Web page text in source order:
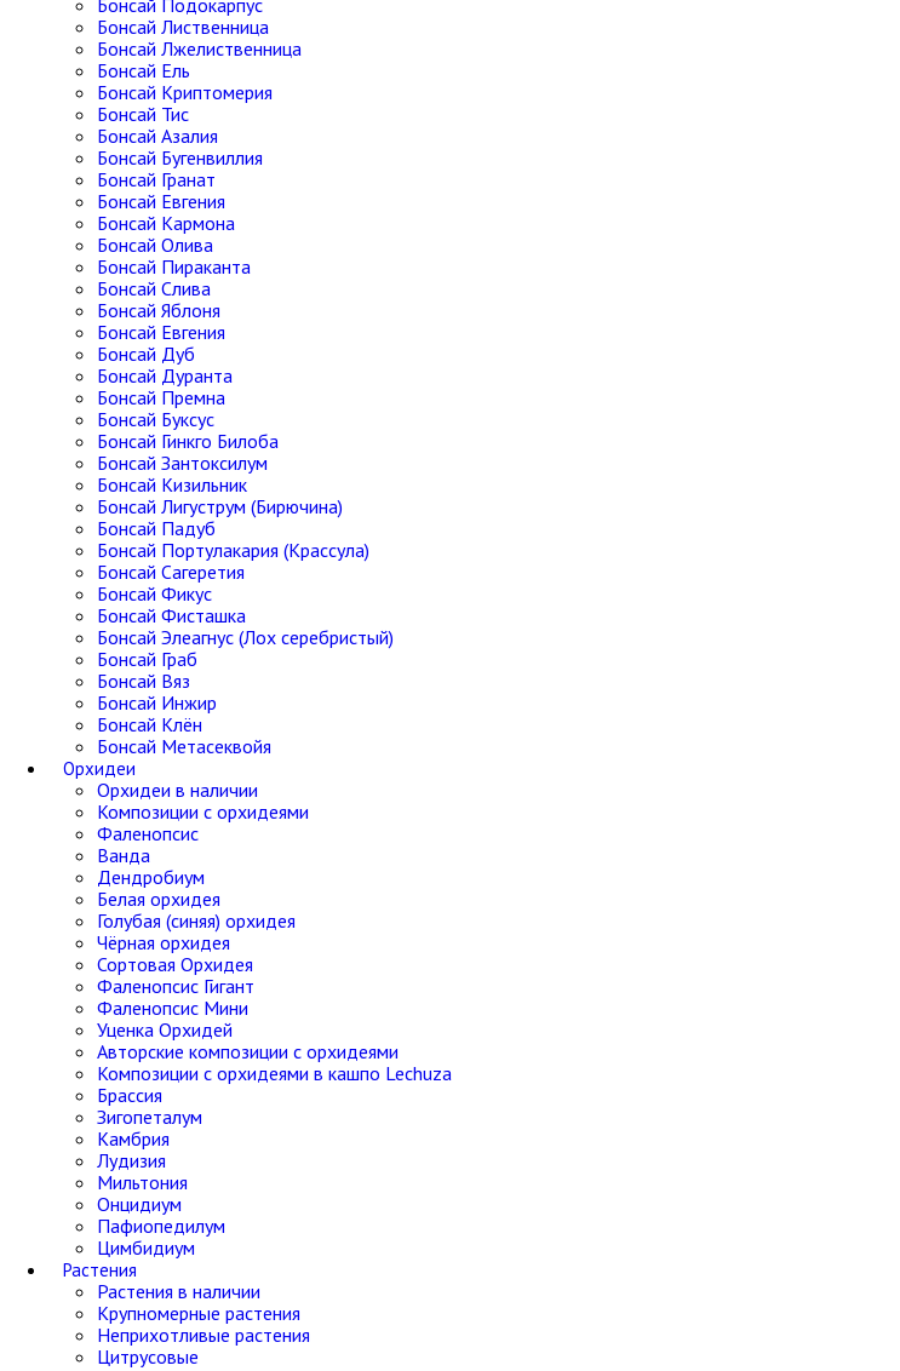
Бонсай Подокарпус
Бонсай Лиственница
Бонсай Лжелиственница
Бонсай Ель
Бонсай Криптомерия
Бонсай Тис
Бонсай Азалия
Бонсай Бугенвиллия
Бонсай Гранат
Бонсай Евгения
Бонсай Кармона
Бонсай Олива
Бонсай Пираканта
Бонсай Слива
Бонсай Яблоня
Бонсай Евгения
Бонсай Дуб
Бонсай Дуранта
Бонсай Премна
Бонсай Буксус
Бонсай Гинкго Билоба
Бонсай Зантоксилум
Бонсай Кизильник
Бонсай Лигуструм (Бирючина)
Бонсай Падуб
Бонсай Портулакария (Крассула)
Бонсай Сагеретия
Бонсай Фикус
Бонсай Фисташка
Бонсай Элеагнус (Лох серебристый)
Бонсай Граб
Бонсай Вяз
Бонсай Инжир
Бонсай Клён
Бонсай Метасеквойя
Орхидеи
Орхидеи в наличии
Композиции с орхидеями
Фаленопсис
Ванда
Дендробиум
Белая орхидея
Голубая (синяя) орхидея
Чёрная орхидея
Сортовая Орхидея
Фаленопсис Гигант
Фаленопсис Мини
Уценка Орхидей
Авторские композиции с орхидеями
Композиции с орхидеями в кашпо Lechuza
Брассия
Зигопеталум
Камбрия
Лудизия
Мильтония
Онцидиум
Пафиопедилум
Цимбидиум
Растения
Растения в наличии
Крупномерные растения
Неприхотливые растения
Цитрусовые